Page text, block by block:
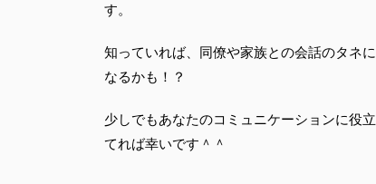
す。
知っていれば、同僚や家族との会話のタネに
なるかも！？
少しでもあなたのコミュニケーションに役立
てれば幸いです＾＾